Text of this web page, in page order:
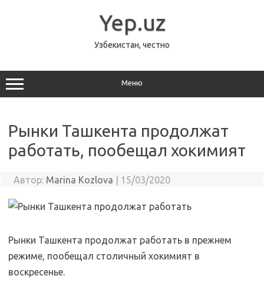
Yep.uz
Узбекистан, честно
Меню
Рынки Ташкента продолжат
работать, пообещал хокимият
Автор: Marina Kozlova 15/03/2020
Рынки Ташкента продолжат работать в прежнем
режиме, пообещал столичный хокимият в
воскресенье.